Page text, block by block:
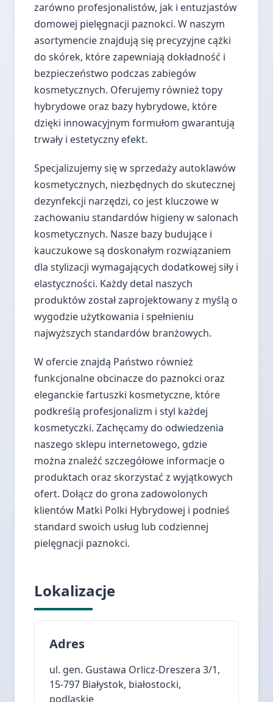
zarówno profesjonalistów, jak i entuzjastów
domowej pielęgnacji paznokci. W naszym
asortymencie znajdują się precyzyjne cążki
do skórek, które zapewniają dokładność i
bezpieczeństwo podczas zabiegów
kosmetycznych. Oferujemy również topy
hybrydowe oraz bazy hybrydowe, które
dzięki innowacyjnym formułom gwarantują
trwały i estetyczny efekt.
Specjalizujemy się w sprzedaży autoklawów
kosmetycznych, niezbędnych do skutecznej
dezynfekcji narzędzi, co jest kluczowe w
zachowaniu standardów higieny w salonach
kosmetycznych. Nasze bazy budujące i
kauczukowe są doskonałym rozwiązaniem
dla stylizacji wymagających dodatkowej siły i
elastyczności. Każdy detal naszych
produktów został zaprojektowany z myślą o
wygodzie użytkowania i spełnieniu
najwyższych standardów branżowych.
W ofercie znajdą Państwo również
funkcjonalne obcinacze do paznokci oraz
eleganckie fartuszki kosmetyczne, które
podkreślą profesjonalizm i styl każdej
kosmetyczki. Zachęcamy do odwiedzenia
naszego sklepu internetowego, gdzie
można znaleźć szczegółowe informacje o
produktach oraz skorzystać z wyjątkowych
ofert. Dołącz do grona zadowolonych
klientów Matki Polki Hybrydowej i podnieś
standard swoich usług lub codziennej
pielęgnacji paznokci.
Lokalizacje
Adres
ul. gen. Gustawa Orlicz-Dreszera 3/1,
15-797 Białystok, białostocki,
podlaskie